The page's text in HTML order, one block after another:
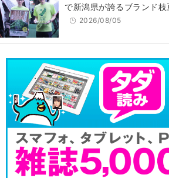
で新潟県が誇るブランド
2026/08/05